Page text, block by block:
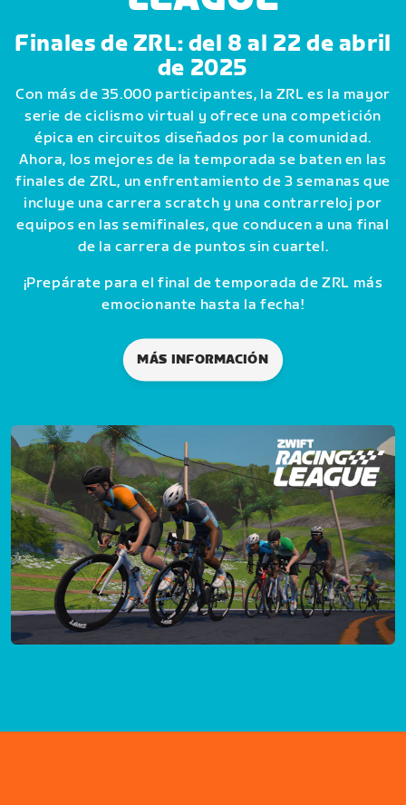
Finales de ZRL: del 8 al 22 de abril
de 2025
Con más de 35.000 participantes, la ZRL es la mayor
serie de ciclismo virtual y ofrece una competición
épica en circuitos diseñados por la comunidad.
Ahora, los mejores de la temporada se baten en las
finales de ZRL, un enfrentamiento de 3 semanas que
incluye una carrera scratch y una contrarreloj por
equipos en las semifinales, que conducen a una final
de la carrera de puntos sin cuartel.
¡Prepárate para el final de temporada de ZRL más
emocionante hasta la fecha!
MÁS INFORMACIÓN